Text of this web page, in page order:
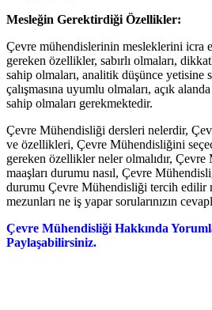
Mesleğin Gerektirdiği Özellikler:
Çevre mühendislerinin mesleklerini icra
gereken özellikler, sabırlı olmaları,
sahip olmaları, analitik düşünce yetisine
çalışmasına uyumlu olmaları, açık
sahip olmaları gerekmektedir.
Çevre Mühendisliği dersleri nelerdir,
ve özellikleri, Çevre Mühendisliğini
gereken özellikler neler olmalıdır,
maaşları durumu nasıl, Çevre
durumu Çevre Mühendisliği tercih edilir
mezunları ne iş yapar sorularınızın
Çevre Mühendisliği Hakkında
Paylaşabilirsiniz.